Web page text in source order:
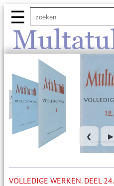
☰
❮ ▶
VOLLEDIGE WERKEN. DEEL